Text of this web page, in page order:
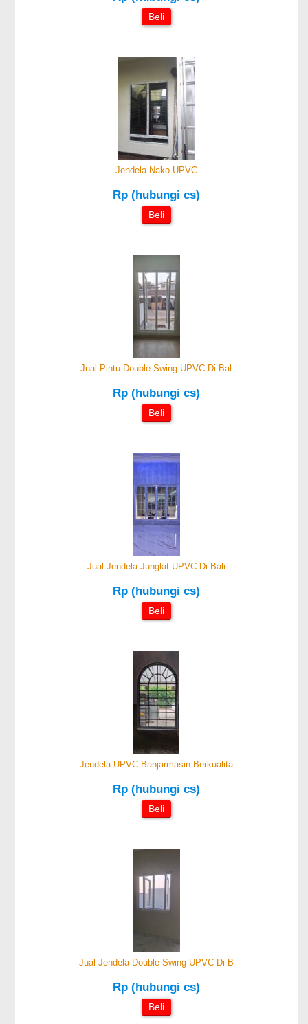
Beli
Jendela Nako UPVC
Rp (hubungi cs)
Beli
Jual Pintu Double Swing UPVC Di Bal
Rp (hubungi cs)
Beli
Jual Jendela Jungkit UPVC Di Bali
Rp (hubungi cs)
Beli
Jendela UPVC Banjarmasin Berkualita
Rp (hubungi cs)
Beli
Jual Jendela Double Swing UPVC Di B
Rp (hubungi cs)
Beli